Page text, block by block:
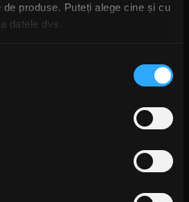
produse. Puteți alege cine și cu
datele dvs.
cu privire la locația dvs.
dispozitivul scanândul-l în mod
specifice (amprentare)
vă preferințele la
secțiunea
Tatiana Shmailyuk (Jinjer) le
face câteva recomandări
muzicienilor aflați la început de
Jinjer au terminat de înregistrat